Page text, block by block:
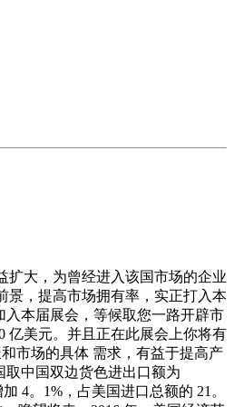
大，为曾经进入该国市场的企业
景，提高市场拥有率，实正打入本
入本届展会，等候取您一路开辟市
亿美元。并且正在此展会上你将有
市场的具体 需求，有益于提高产
取中国双边货色进出口额为
4。1%，占美国进口总额的 21。